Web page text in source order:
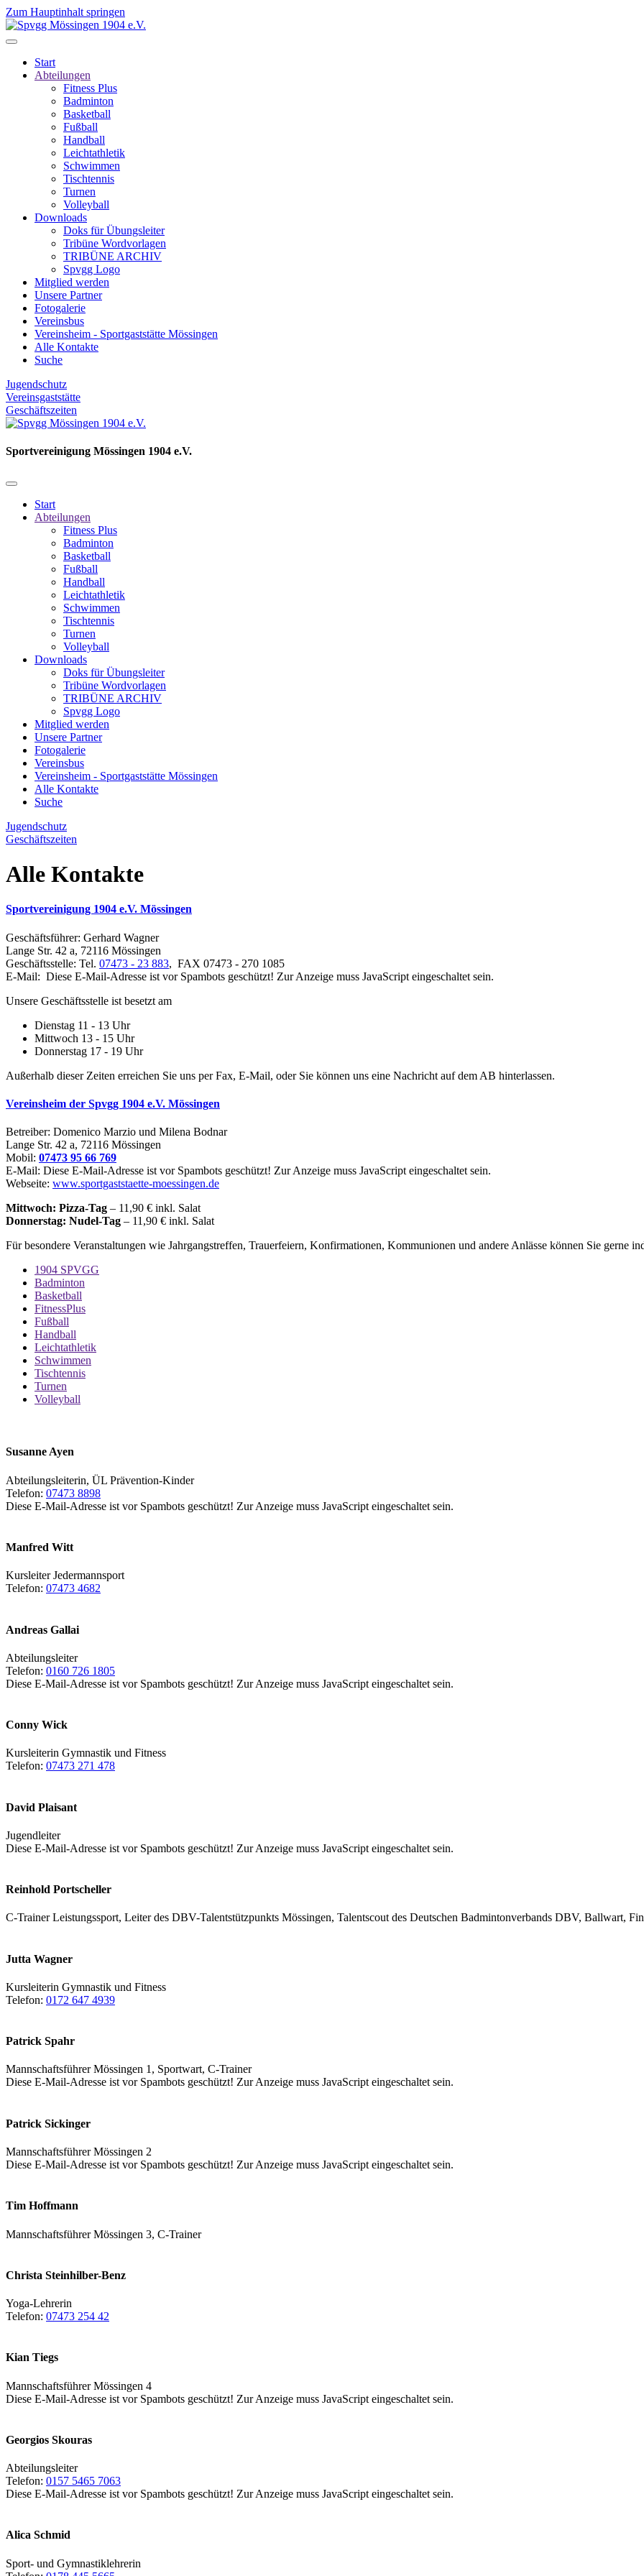
Zum Hauptinhalt springen
Start
Abteilungen
Fitness Plus
Badminton
Basketball
Fußball
Handball
Leichtathletik
Schwimmen
Tischtennis
Turnen
Volleyball
Downloads
Doks für Übungsleiter
Tribüne Wordvorlagen
TRIBÜNE ARCHIV
Spvgg Logo
Mitglied werden
Unsere Partner
Fotogalerie
Vereinsbus
Vereinsheim - Sportgaststätte Mössingen
Alle Kontakte
Suche
Jugendschutz
Vereinsgaststätte
Geschäftszeiten
Sportvereinigung Mössingen 1904 e.V.
Start
Abteilungen
Fitness Plus
Badminton
Basketball
Fußball
Handball
Leichtathletik
Schwimmen
Tischtennis
Turnen
Volleyball
Downloads
Doks für Übungsleiter
Tribüne Wordvorlagen
TRIBÜNE ARCHIV
Spvgg Logo
Mitglied werden
Unsere Partner
Fotogalerie
Vereinsbus
Vereinsheim - Sportgaststätte Mössingen
Alle Kontakte
Suche
Jugendschutz
Geschäftszeiten
Alle Kontakte
Sportvereinigung 1904 e.V. Mössingen
Geschäftsführer: Gerhard Wagner
Lange Str. 42 a, 72116 Mössingen
Geschäftsstelle: Tel. 07473 - 23 883, FAX 07473 - 270 1085
E-Mail: Diese E-Mail-Adresse ist vor Spambots geschützt! Zur Anzeige muss JavaScript eingeschaltet sein.
Unsere Geschäftsstelle ist besetzt am
Dienstag 11 - 13 Uhr
Mittwoch 13 - 15 Uhr
Donnerstag 17 - 19 Uhr
Außerhalb dieser Zeiten erreichen Sie uns per Fax, E-Mail, oder Sie können uns eine Nachricht auf dem AB hinterlassen.
Vereinsheim der Spvgg 1904 e.V. Mössingen
Betreiber: Domenico Marzio und Milena Bodnar
Lange Str. 42 a, 72116 Mössingen
Mobil: 07473 95 66 769
E-Mail: Diese E-Mail-Adresse ist vor Spambots geschützt! Zur Anzeige muss JavaScript eingeschaltet sein.
Webseite: www.sportgaststaette-moessingen.de
Mittwoch: Pizza-Tag – 11,90 € inkl. Salat
Donnerstag: Nudel-Tag – 11,90 € inkl. Salat
Für besondere Veranstaltungen wie Jahrgangstreffen, Trauerfeiern, Konfirmationen, Kommunionen und andere Anlässe können Sie gerne
1904 SPVGG
Badminton
Basketball
FitnessPlus
Fußball
Handball
Leichtathletik
Schwimmen
Tischtennis
Turnen
Volleyball
Susanne Ayen
Abteilungsleiterin, ÜL Prävention-Kinder
Telefon: 07473 8898
Diese E-Mail-Adresse ist vor Spambots geschützt! Zur Anzeige muss JavaScript eingeschaltet sein.
Manfred Witt
Kursleiter Jedermannsport
Telefon: 07473 4682
Andreas Gallai
Abteilungsleiter
Telefon: 0160 726 1805
Diese E-Mail-Adresse ist vor Spambots geschützt! Zur Anzeige muss JavaScript eingeschaltet sein.
Conny Wick
Kursleiterin Gymnastik und Fitness
Telefon: 07473 271 478
David Plaisant
Jugendleiter
Diese E-Mail-Adresse ist vor Spambots geschützt! Zur Anzeige muss JavaScript eingeschaltet sein.
Reinhold Portscheller
C-Trainer Leistungssport, Leiter des DBV-Talentstützpunkts Mössingen, Talentscout des Deutschen Badmintonverbands DBV, Ballwart,
Jutta Wagner
Kursleiterin Gymnastik und Fitness
Telefon: 0172 647 4939
Patrick Spahr
Mannschaftsführer Mössingen 1, Sportwart, C-Trainer
Diese E-Mail-Adresse ist vor Spambots geschützt! Zur Anzeige muss JavaScript eingeschaltet sein.
Patrick Sickinger
Mannschaftsführer Mössingen 2
Diese E-Mail-Adresse ist vor Spambots geschützt! Zur Anzeige muss JavaScript eingeschaltet sein.
Tim Hoffmann
Mannschaftsführer Mössingen 3, C-Trainer
Christa Steinhilber-Benz
Yoga-Lehrerin
Telefon: 07473 254 42
Kian Tiegs
Mannschaftsführer Mössingen 4
Diese E-Mail-Adresse ist vor Spambots geschützt! Zur Anzeige muss JavaScript eingeschaltet sein.
Georgios Skouras
Abteilungsleiter
Telefon: 0157 5465 7063
Diese E-Mail-Adresse ist vor Spambots geschützt! Zur Anzeige muss JavaScript eingeschaltet sein.
Alica Schmid
Sport- und Gymnastiklehrerin